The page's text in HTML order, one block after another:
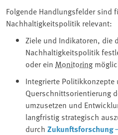
Folgende Handlungsfelder sind
Nachhaltigkeitspolitik relevant:
Ziele und Indikatoren, die
Nachhaltigkeitspolitik
oder ein Monitoring
Integrierte
Querschnittsorientierung
umzusetzen und
langfristig strategisch
durchZukunftsforschung